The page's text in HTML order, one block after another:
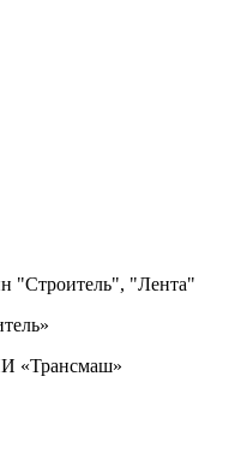
"Строитель", "Лента"
«Трансмаш»